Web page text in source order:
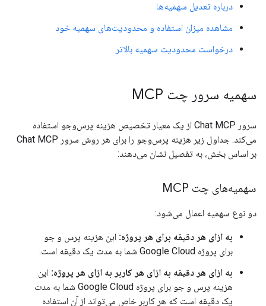
درباره تعدیل سهمیه‌ها
مشاهده میزان استفاده و محدودیت‌های سهمیه خود
درخواست محدودیت سهمیه بالاتر
سهمیه سرور چت MCP
سرور Chat MCP از یک معیار تخصیص هزینه پرس‌وجو استفاده
می‌کند. جداول زیر هزینه پرس‌وجو را برای هر روش سرور Chat MCP
بر اساس بخش، به تفصیل نشان می‌دهند:
سهمیه‌های چت MCP
دو نوع سهمیه اعمال می‌شود:
به ازای هر دقیقه برای هر پروژه: این هزینه پرس و جو
برای پروژه Google Cloud شما به مدت یک دقیقه است.
به ازای هر دقیقه به ازای هر کاربر به ازای هر پروژه: این
هزینه پرس و جو برای پروژه Google Cloud شما به مدت
یک دقیقه است که هر کاربر خاص می‌تواند از آن استفاده